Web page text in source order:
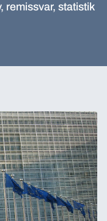
remissvar, statistik